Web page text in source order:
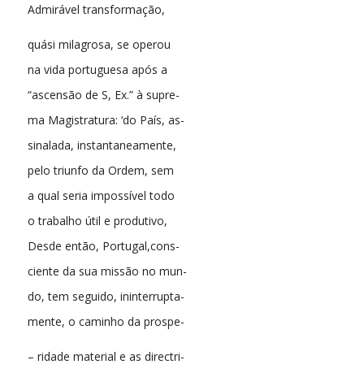
Admirável transformação,
quási milagrosa, se operou
na vida portuguesa após a
“ascensão de S, Ex.” à supre-
ma Magistratura: ‘do País, as-
sinalada, instantaneamente,
pelo triunfo da Ordem, sem
a qual seria impossível todo
o trabalho útil e produtivo,
Desde então, Portugal,cons-
ciente da sua missão no mun-
do, tem seguido, ininterrupta-
mente, o caminho da prospe-
– ridade material e as directri-